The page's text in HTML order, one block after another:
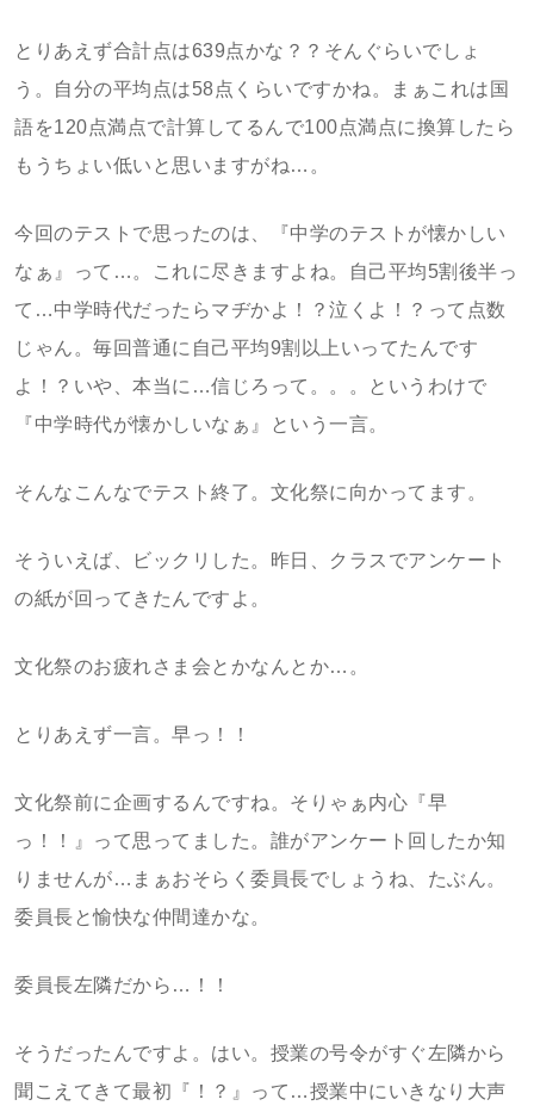
とりあえず合計点は639点かな？？そんぐらいでしょ
う。自分の平均点は58点くらいですかね。まぁこれは国
語を120点満点で計算してるんで100点満点に換算したら
もうちょい低いと思いますがね…。
今回のテストで思ったのは、『中学のテストが懐かしい
なぁ』って…。これに尽きますよね。自己平均5割後半っ
て…中学時代だったらマヂかよ！？泣くよ！？って点数
じゃん。毎回普通に自己平均9割以上いってたんです
よ！？いや、本当に…信じろって。。。というわけで
『中学時代が懐かしいなぁ』という一言。
そんなこんなでテスト終了。文化祭に向かってます。
そういえば、ビックリした。昨日、クラスでアンケート
の紙が回ってきたんですよ。
文化祭のお疲れさま会とかなんとか…。
とりあえず一言。早っ！！
文化祭前に企画するんですね。そりゃぁ内心『早
っ！！』って思ってました。誰がアンケート回したか知
りませんが…まぁおそらく委員長でしょうね、たぶん。
委員長と愉快な仲間達かな。
委員長左隣だから…！！
そうだったんですよ。はい。授業の号令がすぐ左隣から
聞こえてきて最初『！？』って…授業中にいきなり大声